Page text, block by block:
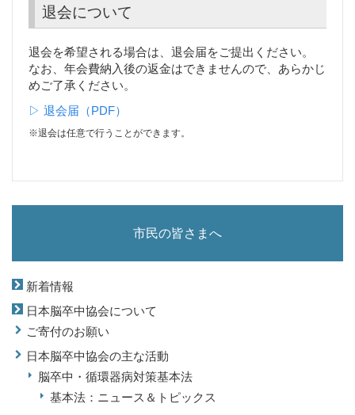
退会について
退会を希望される場合は、退会届をご提出ください。
なお、年会費納入後の返金はできませんので、あらかじ
めご了承ください。
▷ 退会届（PDF）
※退会は任意で行うことができます。
市民の皆さまへ
新着情報
日本脳卒中協会について
ご寄付のお願い
日本脳卒中協会の主な活動
脳卒中・循環器病対策基本法
基本法：ニュース＆トピックス